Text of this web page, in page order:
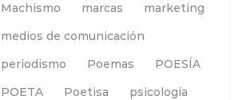
Machismo
marcas
marketing
medios de comunicación
periodismo
Poemas
POESÍA
POETA
Poetisa
psicología